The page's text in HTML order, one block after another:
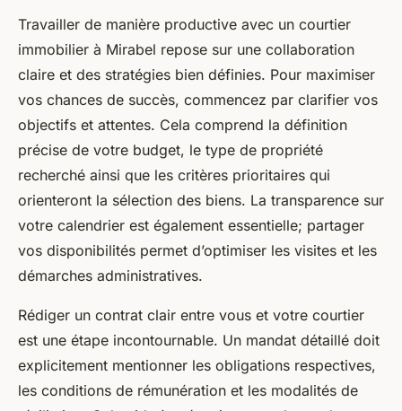
Travailler de manière productive avec un courtier
immobilier à Mirabel repose sur une collaboration
claire et des stratégies bien définies. Pour maximiser
vos chances de succès, commencez par clarifier vos
objectifs et attentes. Cela comprend la définition
précise de votre budget, le type de propriété
recherché ainsi que les critères prioritaires qui
orienteront la sélection des biens. La transparence sur
votre calendrier est également essentielle; partager
vos disponibilités permet d’optimiser les visites et les
démarches administratives.
Rédiger un contrat clair entre vous et votre courtier
est une étape incontournable. Un mandat détaillé doit
explicitement mentionner les obligations respectives,
les conditions de rémunération et les modalités de